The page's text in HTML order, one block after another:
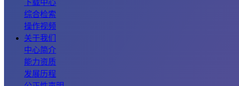
下载中心
综合检索
操作视频
关于我们
中心简介
能力资质
发展历程